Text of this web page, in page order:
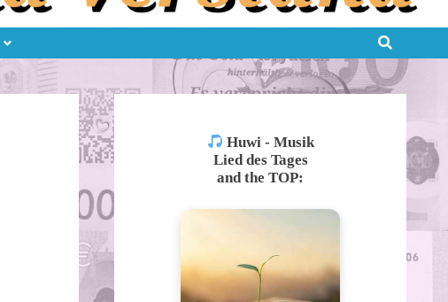
Huwi - Musik
Lied des Tages
and the TOP: